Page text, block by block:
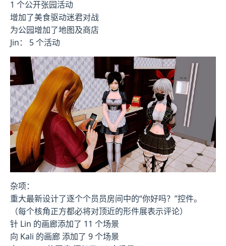
1 个公开张园活动
增加了美食驱动迷君对战
为公园增加了地图及商店
Jin： 5 个活动
杂项：
重大最新设计了逐个个员员房间中的“你好吗？”控件。
（每个核角正方都必将对顶近的形件展表示评论）
针 Lin 的画廊添加了 11 个场景
向 Kali 的画廊 添加了 9 个场景